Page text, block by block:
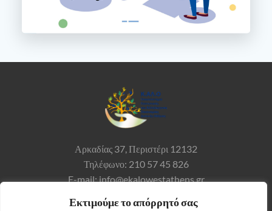
Εκτιμούμε το απόρρητό σας
Αρκαδίας 37, Περιστέρι 12132
Τηλέφωνο: 210 57 45 826
E-mail: info@ekalowestathens.gr